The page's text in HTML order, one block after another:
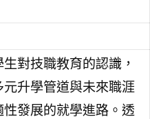
對技職教育的認識，
升學管道與未來職涯
性發展的就學進路。透